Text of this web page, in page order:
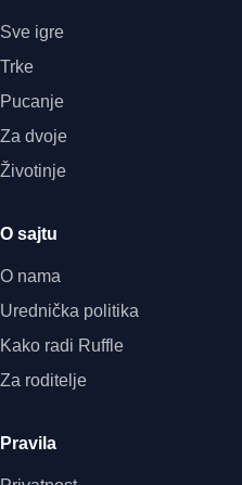
Sve igre
Trke
Pucanje
Za dvoje
Životinje
O sajtu
O nama
Urednička politika
Kako radi Ruffle
Za roditelje
Pravila